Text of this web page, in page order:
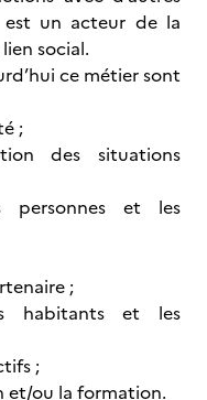
un acteur de la
social.
ce métier sont
;
des situations
personnes et les
;
habitants et les
;
et/ou la formation.